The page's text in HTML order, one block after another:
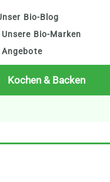
Bio-Blog
Unsere Bio-Marken
Angebote
Kochen & Backen